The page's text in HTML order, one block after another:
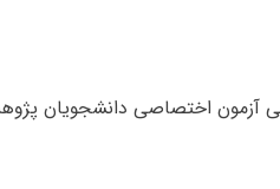
آزمون اختصاصی دانشجویان